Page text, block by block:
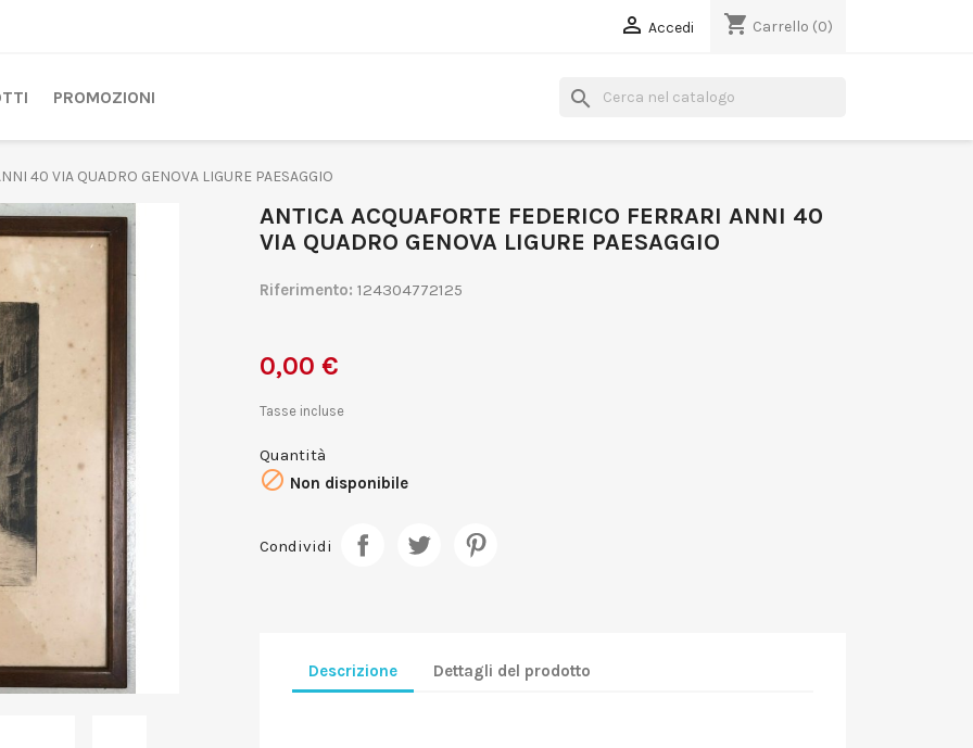
 Accedi shopping_cart Carrello (0)
PROMOZIONI search
40 VIA QUADRO GENOVA LIGURE PAESAGGIO
ANTICA ACQUAFORTE FEDERICO FERRARI ANNI 40
VIA QUADRO GENOVA LIGURE PAESAGGIO
Riferimento: 124304772125
0,00 €
Tasse incluse
Quantità
 Non disponibile
Condividi
Descrizione Dettagli del prodotto